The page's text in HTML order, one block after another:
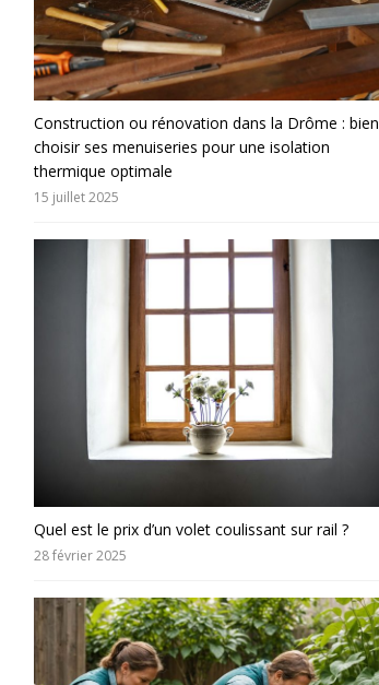
Construction ou rénovation dans la Drôme : bien
choisir ses menuiseries pour une isolation
thermique optimale
15 juillet 2025
Quel est le prix d’un volet coulissant sur rail ?
28 février 2025